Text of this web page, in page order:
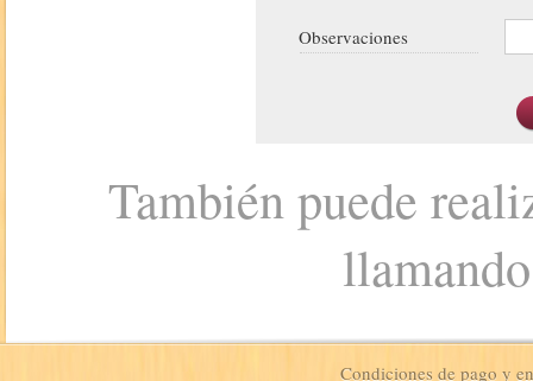
Observaciones
También puede
Condiciones de pago y